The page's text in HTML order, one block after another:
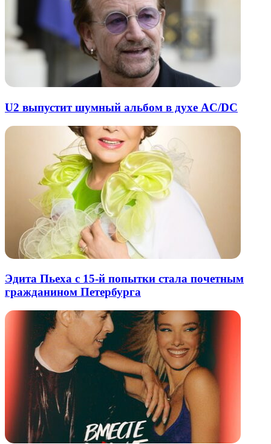
U2 выпустит шумный альбом в духе AC/DC
Эдита Пьеха с 15-й попытки стала почетным
гражданином Петербурга